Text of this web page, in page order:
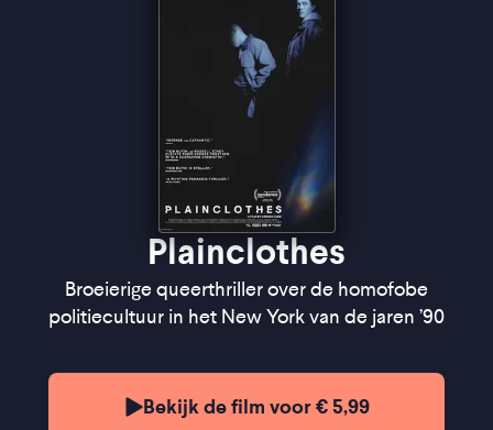
Plainclothes
Broeierige queerthriller over de homofobe
politiecultuur in het New York van de jaren ’90
Bekijk de film voor € 5,99